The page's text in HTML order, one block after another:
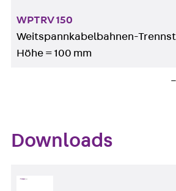
WPTRV 150
Weitspannkabelbahnen-
Höhe = 100 mm
Downloads